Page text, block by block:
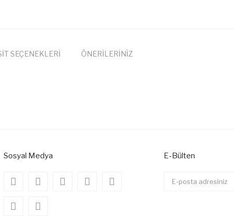
SEÇENEKLERİ ÖNERİLERİNİZ
Sosyal Medya E-Bülten